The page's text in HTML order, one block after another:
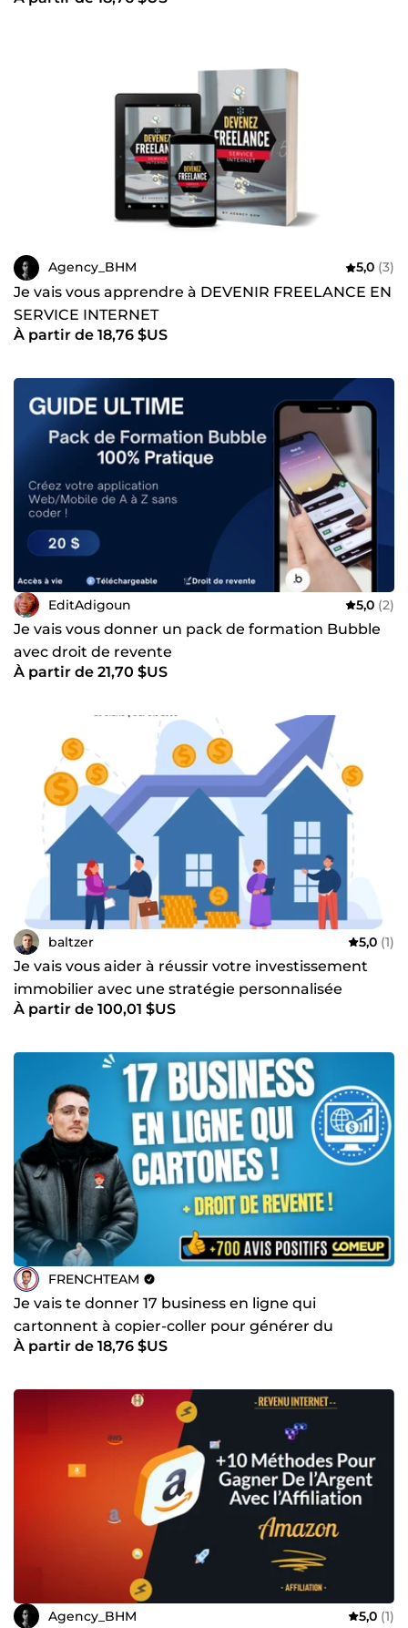
Agency_BHM 5,0 (3)
Je vais vous apprendre à DEVENIR FREELANCE EN
SERVICE INTERNET
À partir de 18,76 $US
EditAdigoun 5,0 (2)
Je vais vous donner un pack de formation Bubble
avec droit de revente
À partir de 21,70 $US
baltzer 5,0 (1)
Je vais vous aider à réussir votre investissement
immobilier avec une stratégie personnalisée
À partir de 100,01 $US
FRENCHTEAM
Je vais te donner 17 business en ligne qui
cartonnent à copier-coller pour générer du
cashflow sur Internet
À partir de 18,76 $US
Agency_BHM 5,0 (1)